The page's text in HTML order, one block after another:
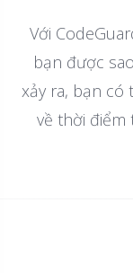
Với
bạn được
xảy ra, bạn có
về thời